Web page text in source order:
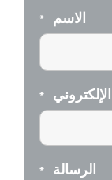
الاسم *
*
الرسالة *